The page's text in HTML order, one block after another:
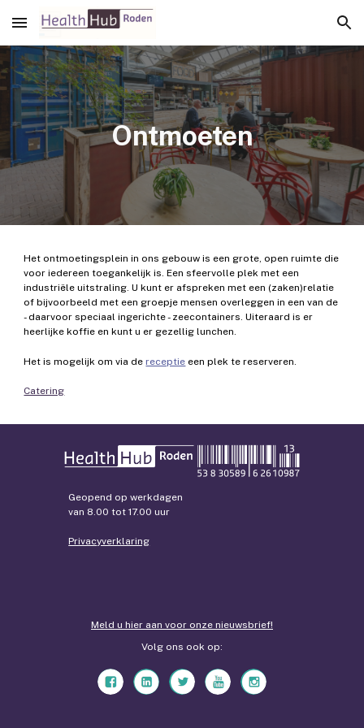
Skip to main content Skip to navigation
Ontmoeten
Het ontmoetingsplein in ons gebouw is een grote, open ruimte die
voor iedereen toegankelijk is. Een sfeervolle plek met een
industriële uitstraling. U kunt er afspreken met een (zaken)relatie
of bijvoorbeeld met een groepje mensen overleggen in een van de
- daarvoor speciaal ingerichte - zeecontainers. Uiteraard is er
heerlijke koffie en kunt u er gezellig lunchen.
Het is mogelijk om via de receptie een plek te reserveren.
Catering
Geopend op werkdagen
van 8.00 tot 17.00 uur
Privacyverklaring
Meld u hier aan voor onze nieuwsbrief!
Volg ons ook op: